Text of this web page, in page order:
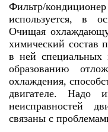
Фильтр/
используется, в
Очищая
химический состав
в ней специальных
образованию
охлаждения,
двигателе.
неисправностей
связаны с